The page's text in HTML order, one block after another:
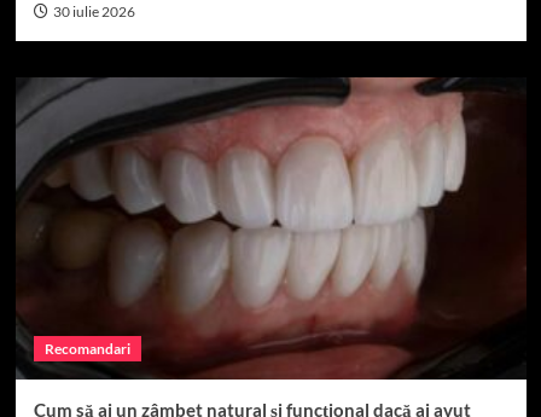
30 iulie 2026
Recomandari
Cum să ai un zâmbet natural și funcțional dacă ai avut